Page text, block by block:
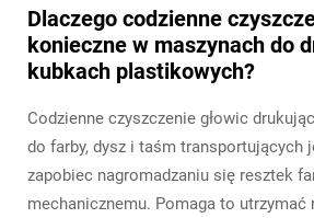
Dlaczego codzienne
konieczne w maszynach do
kubkach plastikowych?
Codzienne czyszczenie głowic
do farby, dysz i taśm transportujących
zapobiec nagromadzaniu się resztek
mechanicznemu. Pomaga to utrzymać